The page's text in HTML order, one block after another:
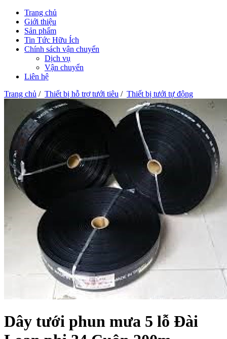
Trang chủ
Giới thiệu
Sản phẩm
Tin Tức Hữu Ích
Chính sách vận chuyển
Dịch vụ
Vận chuyển
Liên hệ
Trang chủ / Thiết bị hỗ trợ tưới tiêu / Thiết bị tưới tự động
Dây tưới phun mưa 5 lỗ Đài